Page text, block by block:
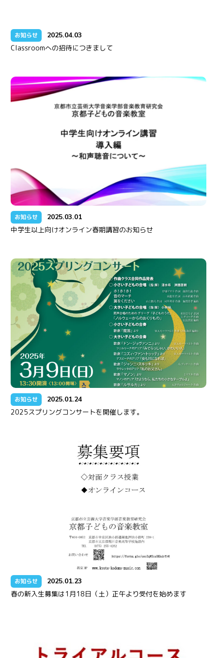
お知らせ 2025.04.03
Classroomへの招待につきまして
お知らせ 2025.03.01
中学生以上向けオンライン春期講習のお知らせ
お知らせ 2025.01.24
2025スプリングコンサートを開催します。
お知らせ 2025.01.23
春の新入生募集は1月18日（土）正午より受付を始めます